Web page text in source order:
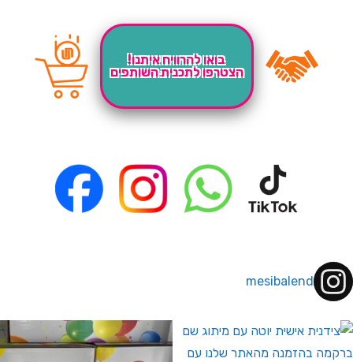
בואו להרוויח איתנו!
הצטרפו לתכנית השותפים
mesibalend
לחברי מועדון ומצטרפים חדשים🤍